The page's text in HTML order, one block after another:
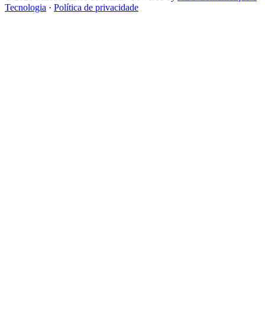
Tecnologia · Política de privacidade